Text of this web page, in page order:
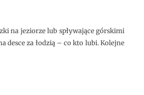
na jeziorze lub spływające górskimi
desce za łodzią – co kto lubi. Kolejne